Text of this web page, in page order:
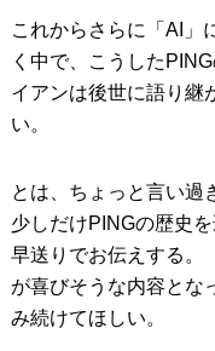
これからさらに「AI」
く中で、こうした
イアンは後世に語り継
い。
とは、ちょっと言い過
少しだけPINGの歴史
早送りでお伝えする。
が喜びそうな内容とな
み続けてほしい。
ABOUT US